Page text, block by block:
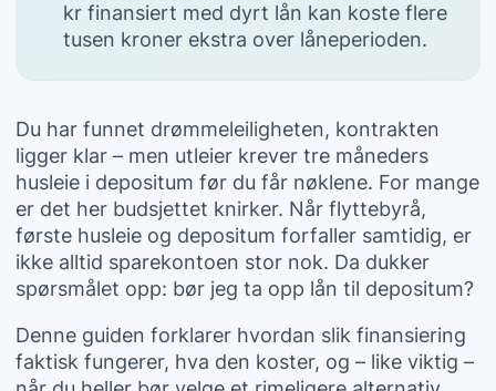
kr finansiert med dyrt lån kan koste flere
tusen kroner ekstra over låneperioden.
Du har funnet drømmeleiligheten, kontrakten
ligger klar – men utleier krever tre måneders
husleie i depositum før du får nøklene. For mange
er det her budsjettet knirker. Når flyttebyrå,
første husleie og depositum forfaller samtidig, er
ikke alltid sparekontoen stor nok. Da dukker
spørsmålet opp: bør jeg ta opp lån til depositum?
Denne guiden forklarer hvordan slik finansiering
faktisk fungerer, hva den koster, og – like viktig –